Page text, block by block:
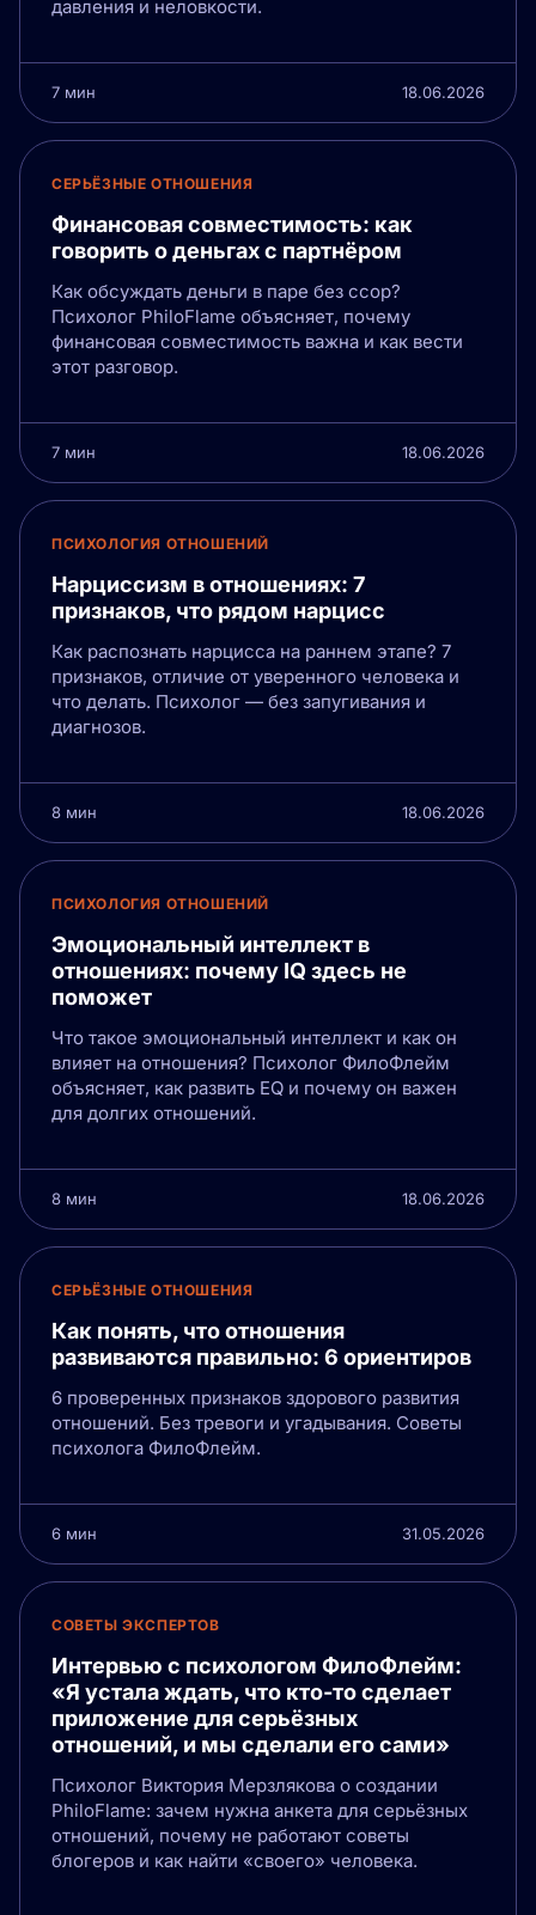
давления и неловкости.
7 мин 18.06.2026
СЕРЬЁЗНЫЕ ОТНОШЕНИЯ
Финансовая совместимость: как
говорить о деньгах с партнёром
Как обсуждать деньги в паре без ссор?
Психолог PhiloFlame объясняет, почему
финансовая совместимость важна и как вести
этот разговор.
7 мин 18.06.2026
ПСИХОЛОГИЯ ОТНОШЕНИЙ
Нарциссизм в отношениях: 7
признаков, что рядом нарцисс
Как распознать нарцисса на раннем этапе? 7
признаков, отличие от уверенного человека и
что делать. Психолог — без запугивания и
диагнозов.
8 мин 18.06.2026
ПСИХОЛОГИЯ ОТНОШЕНИЙ
Эмоциональный интеллект в
отношениях: почему IQ здесь не
поможет
Что такое эмоциональный интеллект и как он
влияет на отношения? Психолог ФилоФлейм
объясняет, как развить EQ и почему он важен
для долгих отношений.
8 мин 18.06.2026
СЕРЬЁЗНЫЕ ОТНОШЕНИЯ
Как понять, что отношения
развиваются правильно: 6 ориентиров
6 проверенных признаков здорового развития
отношений. Без тревоги и угадывания. Советы
психолога ФилоФлейм.
6 мин 31.05.2026
СОВЕТЫ ЭКСПЕРТОВ
Интервью с психологом ФилоФлейм:
«Я устала ждать, что кто-то сделает
приложение для серьёзных
отношений, и мы сделали его сами»
Психолог Виктория Мерзлякова о создании
PhiloFlame: зачем нужна анкета для серьёзных
отношений, почему не работают советы
блогеров и как найти «своего» человека.